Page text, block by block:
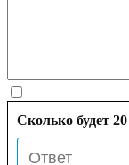
Сколько будет